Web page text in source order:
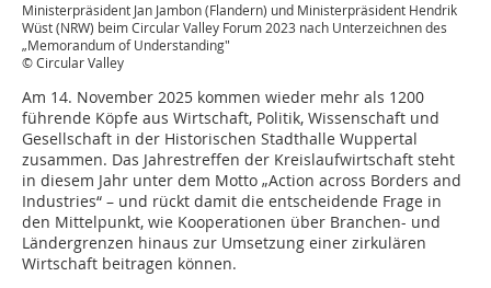
Ministerpräsident Jan Jambon (Flandern) und Ministerpräsident Hendrik
Wüst (NRW) beim Circular Valley Forum 2023 nach Unterzeichnen des
„Memorandum of Understanding"
© Circular Valley
Am 14. November 2025 kommen wieder mehr als 1200
führende Köpfe aus Wirtschaft, Politik, Wissenschaft und
Gesellschaft in der Historischen Stadthalle Wuppertal
zusammen. Das Jahrestreffen der Kreislaufwirtschaft steht
in diesem Jahr unter dem Motto „Action across Borders and
Industries“ – und rückt damit die entscheidende Frage in
den Mittelpunkt, wie Kooperationen über Branchen- und
Ländergrenzen hinaus zur Umsetzung einer zirkulären
Wirtschaft beitragen können.